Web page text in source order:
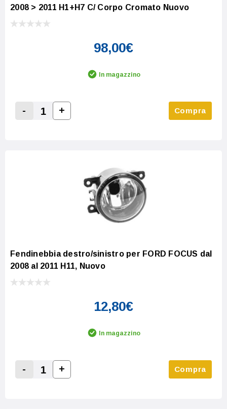
2008 > 2011 H1+H7 C/ Corpo Cromato Nuovo
98,00€
In magazzino
Decrease Quantity:
-
Increase Quantity:
+ Compra
Fendinebbia destro/sinistro per FORD FOCUS dal
2008 al 2011 H11, Nuovo
12,80€
In magazzino
Decrease Quantity:
-
Increase Quantity:
+ Compra